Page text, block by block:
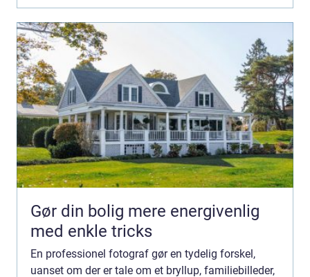
Gør din bolig mere energivenlig
med enkle tricks
En professionel fotograf gør en tydelig forskel,
uanset om der er tale om et bryllup, familiebilleder,